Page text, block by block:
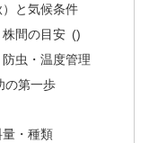
と気候条件
株間の目安 ()
虫・温度管理
の第一歩
・種類